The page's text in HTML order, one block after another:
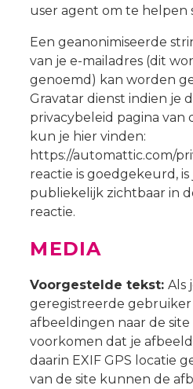
user agent om te helpen
Een geanonimiseerde
van je e-mailadres (dit
genoemd) kan worden
Gravatar dienst indien je
privacybeleid pagina van
kun je hier vinden:
https://automattic.com/
reactie is goedgekeurd,
publiekelijk zichtbaar in
reactie.
MEDIA
Voorgestelde tekst:Als
geregistreerde
afbeeldingen naar de
voorkomen dat je
daarin EXIF GPS locatie
van de site kunnen de